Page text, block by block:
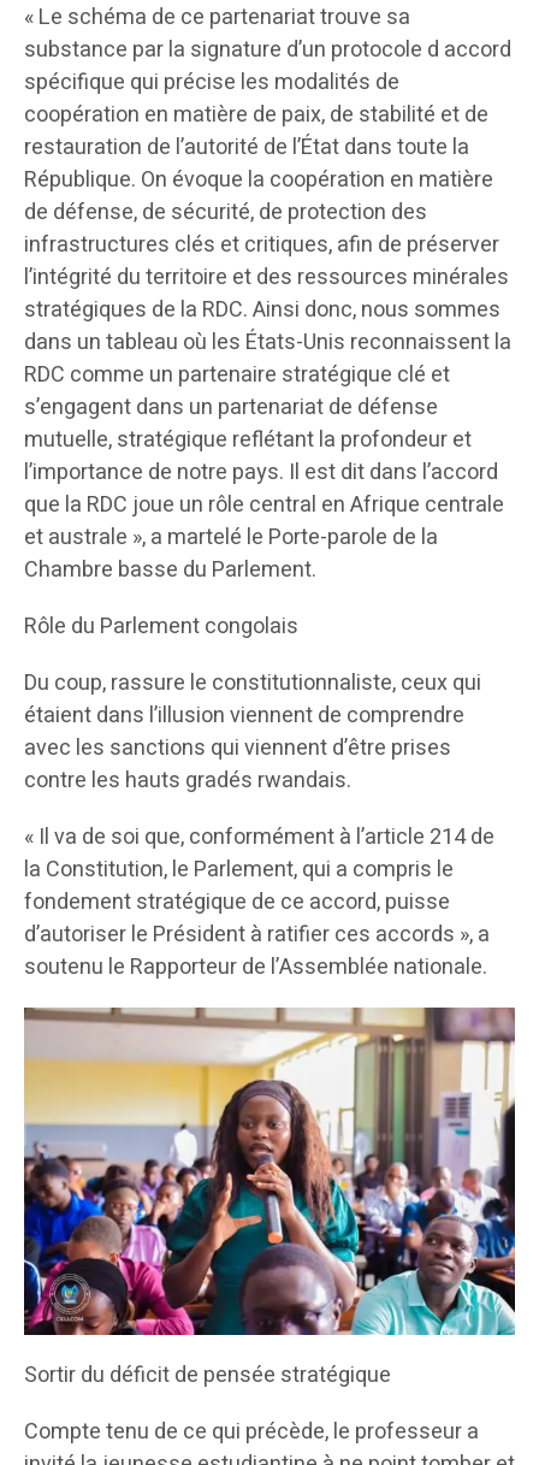
« Le schéma de ce partenariat trouve sa
substance par la signature d’un protocole d accord
spécifique qui précise les modalités de
coopération en matière de paix, de stabilité et de
restauration de l’autorité de l’État dans toute la
République. On évoque la coopération en matière
de défense, de sécurité, de protection des
infrastructures clés et critiques, afin de préserver
l’intégrité du territoire et des ressources minérales
stratégiques de la RDC. Ainsi donc, nous sommes
dans un tableau où les États-Unis reconnaissent la
RDC comme un partenaire stratégique clé et
s’engagent dans un partenariat de défense
mutuelle, stratégique reflétant la profondeur et
l’importance de notre pays. Il est dit dans l’accord
que la RDC joue un rôle central en Afrique centrale
et australe », a martelé le Porte-parole de la
Chambre basse du Parlement.
Rôle du Parlement congolais
Du coup, rassure le constitutionnaliste, ceux qui
étaient dans l’illusion viennent de comprendre
avec les sanctions qui viennent d’être prises
contre les hauts gradés rwandais.
« Il va de soi que, conformément à l’article 214 de
la Constitution, le Parlement, qui a compris le
fondement stratégique de ce accord, puisse
d’autoriser le Président à ratifier ces accords », a
soutenu le Rapporteur de l’Assemblée nationale.
Sortir du déficit de pensée stratégique
Compte tenu de ce qui précède, le professeur a